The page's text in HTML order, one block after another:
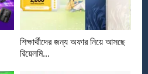
শিক্ষার্থীদের জন্য অফার নিয়ে আসছে
রিয়েলমি...